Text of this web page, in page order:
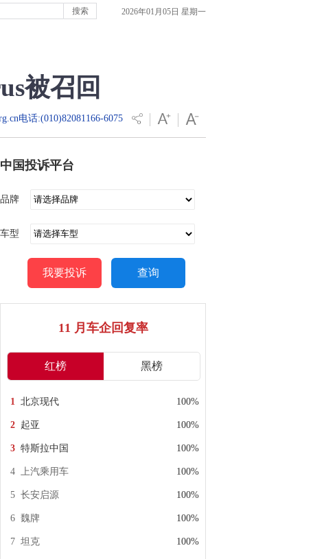
2026年01月05日 星期一
被召回
电话:(010)82081166-6075
中国投诉平台
品牌
车型
我要投诉 查询
11 月车企回复率
红榜 黑榜
北京现代 100%
起亚 100%
特斯拉中国 100%
上汽乘用车 100%
长安启源 100%
魏牌 100%
坦克 100%